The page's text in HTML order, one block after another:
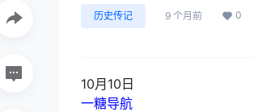
历史传记 9 个月前 0
10月10日
一糖导航